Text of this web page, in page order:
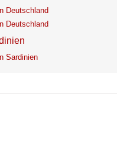
Deutschland
Deutschland
Sardinien